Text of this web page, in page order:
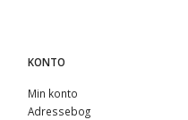
KONTO
Min konto
Adressebog